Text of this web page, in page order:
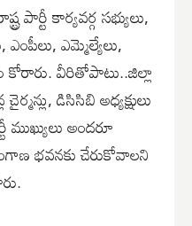
పార్టీ కార్యవర్గ సభ్యులు,
ఎంపీలు, ఎమ్మెల్యేలు,
కోరారు. వీరితోపాటు..జిల్లా
డిసిసిబి అధ్యక్షులు
అందరూ
భవనకు చేరుకోవాలని